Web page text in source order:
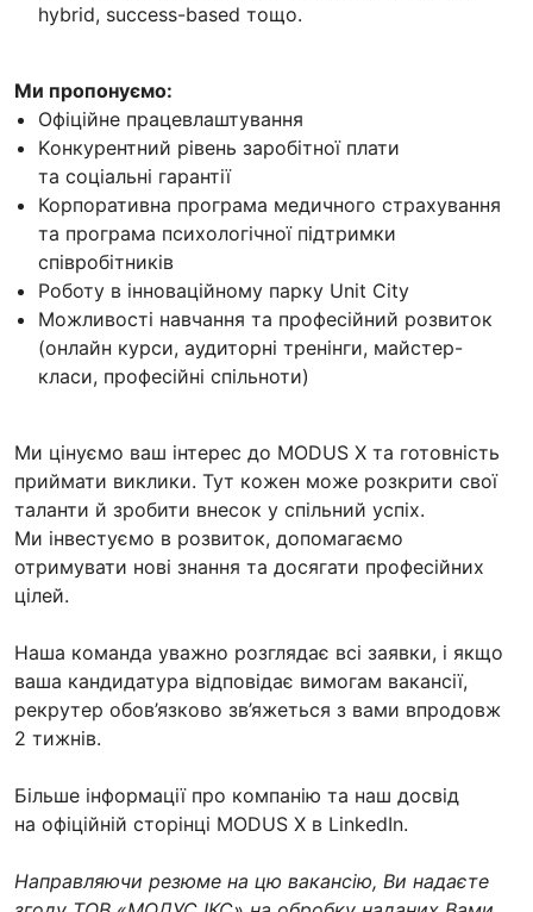
hybrid, success-based тощо.
Ми пропонуємо:
Офіційне працевлаштування
Kонкурентний рівень заробітної плати
та соціальні гарантії
Корпоративна програма медичного страхування
та програма психологічної підтримки
співробітників
Роботу в інноваційному парку Unit City
Можливості навчання та професійний розвиток
(онлайн курси, аудиторні тренінги, майстер-
класи, професійні спільноти)
Ми цінуємо ваш інтерес до MODUS X та готовність
приймати виклики. Тут кожен може розкрити свої
таланти й зробити внесок у спільний успіх.
Ми інвестуємо в розвиток, допомагаємо
отримувати нові знання та досягати професійних
цілей.
Наша команда уважно розглядає всі заявки, і якщо
ваша кандидатура відповідає вимогам вакансії,
рекрутер обов’язково зв’яжеться з вами впродовж
2 тижнів.
Більше інформації про компанію та наш досвід
на офіційній сторінці MODUS X в LinkedIn.
Направляючи резюме на цю вакансію, Ви надаєте